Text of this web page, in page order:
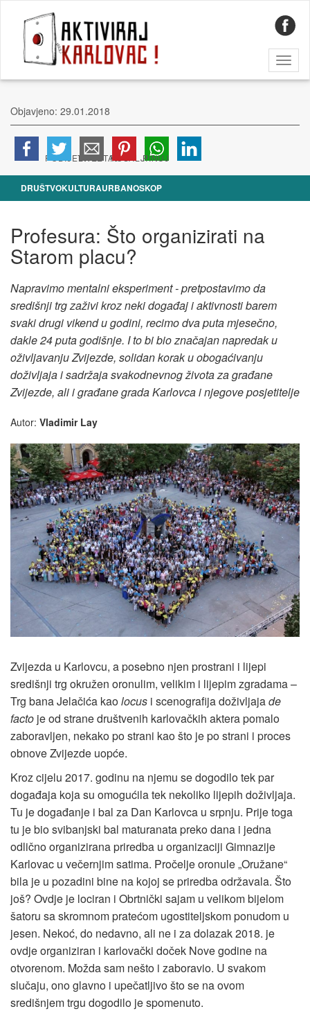
Objavjeno: 29.01.2018
DRUŠTVOKULTURAURBANOSKOP
Profesura: Što organizirati na
Starom placu?
Napravimo mentalni eksperiment - pretpostavimo da
središnji trg zaživi kroz neki događaj i aktivnosti barem
svaki drugi vikend u godini, recimo dva puta mjesečno,
dakle 24 puta godišnje. I to bi bio značajan napredak u
oživljavanju Zvijezde, solidan korak u obogaćivanju
doživljaja i sadržaja svakodnevnog života za građane
Zvijezde, ali i građane grada Karlovca i njegove posjetitelje
Autor: Vladimir Lay
Zvijezda u Karlovcu, a posebno njen prostrani i lijepi
središnji trg okružen oronulim, velikim i lijepim zgradama –
Trg bana Jelačića kaolocus i scenografija doživljajade
facto je od strane društvenih karlovačkih aktera pomalo
zaboravljen, nekako po strani kao što je po strani i proces
obnove Zvijezde uopće.
Kroz cijelu 2017. godinu na njemu se dogodilo tek par
događaja koja su omogućila tek nekoliko lijepih doživljaja.
Tu je događanje i bal za Dan Karlovca u srpnju. Prije toga
tu je bio svibanjski bal maturanata preko dana i jedna
odlično organizirana priredba u organizaciji Gimnazije
Karlovac u večernjim satima. Pročelje oronule „Oružane“
bila je u pozadini bine na kojoj se priredba održavala. Što
još? Ovdje je lociran i Obrtnički sajam u velikom bijelom
šatoru sa skromnom pratećom ugostiteljskom ponudom u
jesen. Nekoć, do nedavno, ali ne i za dolazak 2018. je
ovdje organiziran i karlovački doček Nove godine na
otvorenom. Možda sam nešto i zaboravio. U svakom
slučaju, ono glavno i upečatljivo što se na ovom
središnjem trgu dogodilo je spomenuto.